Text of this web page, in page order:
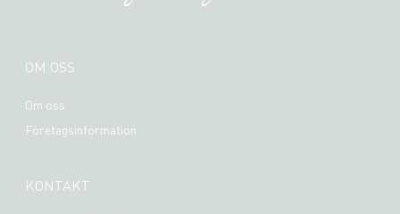
OM OSS
Om oss
Företagsinformation
KONTAKT